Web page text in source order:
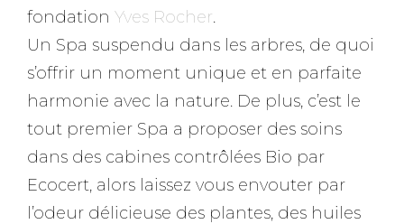
fondation Yves Rocher.
Un Spa suspendu dans les arbres, de quoi
s’offrir un moment unique et en parfaite
harmonie avec la nature. De plus, c’est le
tout premier Spa a proposer des soins
dans des cabines contrôlées Bio par
Ecocert, alors laissez vous envouter par
l’odeur délicieuse des plantes, des huiles